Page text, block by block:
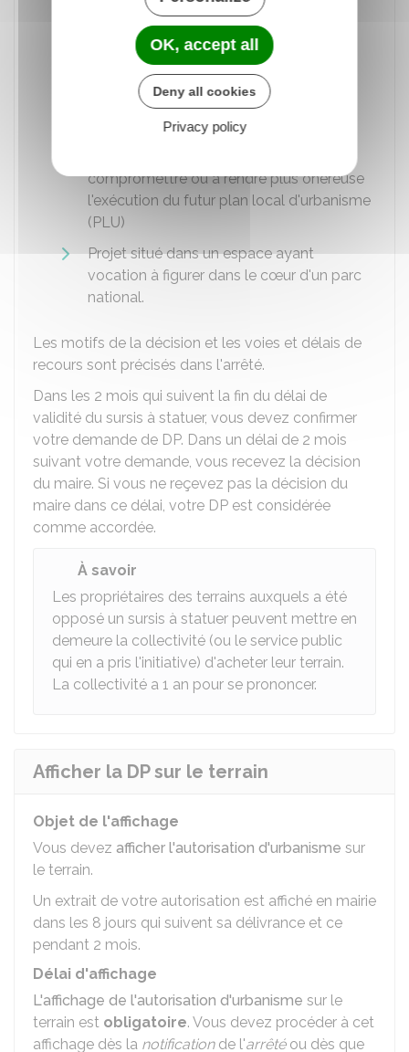
opération
Constructions projetées qui peuvent
compromettre ou rendre plus onéreuse
l'exécution de travaux publics ou la
réalisation d'une opération
d'aménagement
compromettre ou à rendre plus onéreuse
l'exécution du futur plan local d'urbanisme
(PLU)
Projet situé dans un espace ayant
vocation à figurer dans le cœur d'un parc
national.
Les motifs de la décision et les voies et délais de
recours sont précisés dans l'arrêté.
Dans les 2 mois qui suivent la fin du délai de
validité du sursis à statuer, vous devez confirmer
votre demande de DP. Dans un délai de 2 mois
suivant votre demande, vous recevez la décision
du maire. Si vous ne reçevez pas la décision du
maire dans ce délai, votre DP est considérée
comme accordée.
À savoir
Les propriétaires des terrains auxquels a été
opposé un sursis à statuer peuvent mettre en
demeure la collectivité (ou le service public
qui en a pris l'initiative) d'acheter leur terrain.
La collectivité a 1 an pour se prononcer.
Afficher la DP sur le terrain
Objet de l'affichage
Vous devez afficher l'autorisation d'urbanisme sur
le terrain.
Un extrait de votre autorisation est affiché en mairie
dans les 8 jours qui suivent sa délivrance et ce
pendant 2 mois.
Délai d'affichage
L'affichage de l'autorisation d'urbanisme sur le
terrain est obligatoire. Vous devez procéder à cet
affichage dès la notificationde l'arrêtéou dès que
OK, accept all
Deny all cookies
Privacy policy